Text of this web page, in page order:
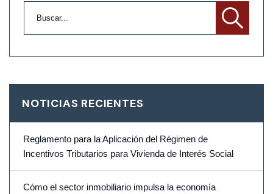
NOTICIAS RECIENTES
Reglamento para la Aplicación del Régimen de
Incentivos Tributarios para Vivienda de Interés Social
Cómo el sector inmobiliario impulsa la economía